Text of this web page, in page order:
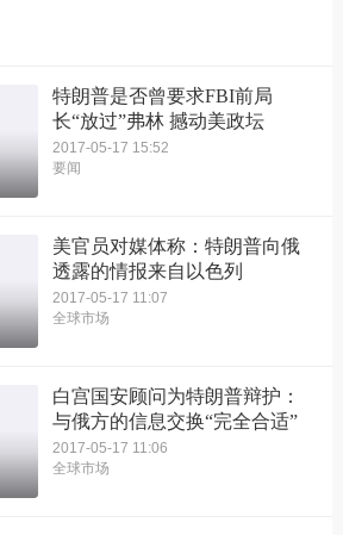
特朗普是否曾要求FBI前局
长“放过”弗林 撼动美政坛
2017-05-17 15:52
要闻
美官员对媒体称：特朗普向俄
透露的情报来自以色列
2017-05-17 11:07
全球市场
白宫国安顾问为特朗普辩护：
与俄方的信息交换“完全合适”
2017-05-17 11:06
全球市场